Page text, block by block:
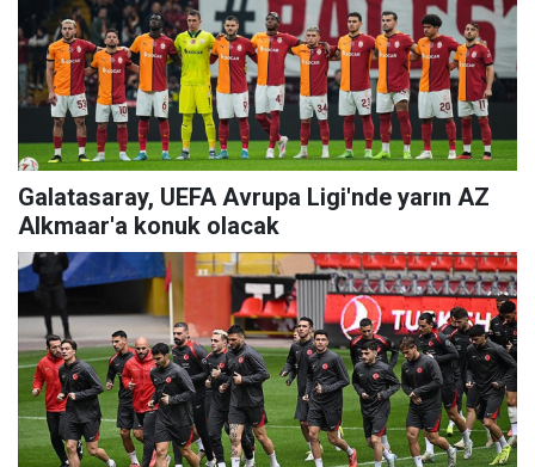
Galatasaray, UEFA Avrupa Ligi'nde yarın AZ
Alkmaar'a konuk olacak